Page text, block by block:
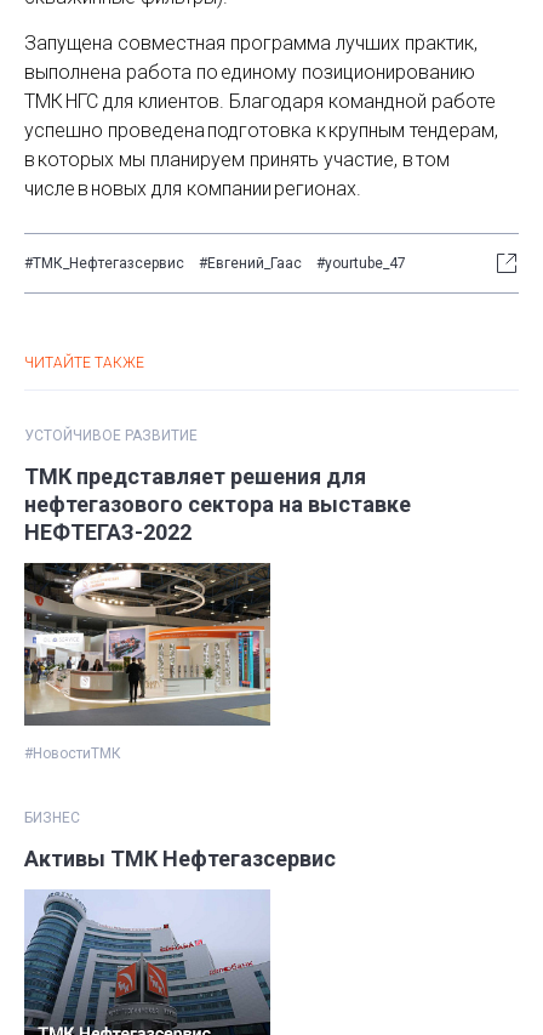
Запущена совместная программа лучших практик,
выполнена работа по единому позиционированию
ТМК НГС для клиентов. Благодаря командной работе
успешно проведена подготовка к крупным тендерам,
в которых мы планируем принять участие, в том
числе в новых для компании регионах.
#ТМК_Нефтегазсервис #Евгений_Гаас #yourtube_47
ЧИТАЙТЕ ТАКЖЕ
УСТОЙЧИВОЕ РАЗВИТИЕ
ТМК представляет решения для
нефтегазового сектора на выставке
НЕФТЕГАЗ-2022
#НовостиТМК
БИЗНЕС
Активы ТМК Нефтегазсервис